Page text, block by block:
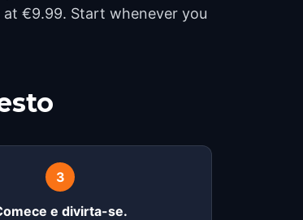
€9.99. Start whenever you
3
e divirta-se.